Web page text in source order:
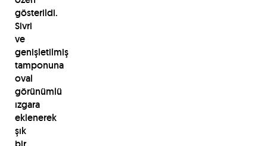
gösterildi.
Sivri
ve
genişletilmiş
tamponuna
oval
görünümlü
ızgara
eklenerek
şık